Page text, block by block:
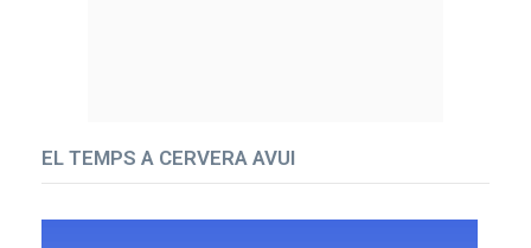
EL TEMPS A CERVERA AVUI